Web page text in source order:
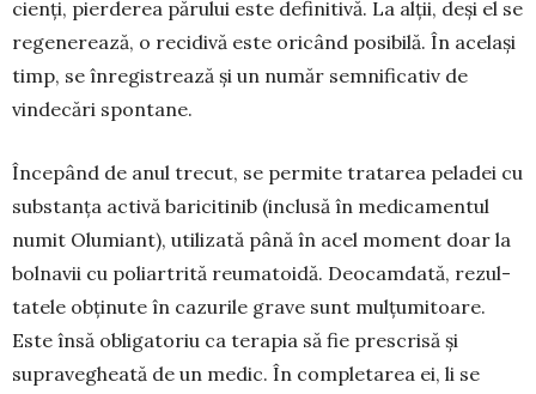
cienți, pierderea părului este defini­tivă. La alții, deși el se
rege­nerează, o recidivă este oricând posibilă. În ace­lași
timp, se înregistrează și un număr semnifi­cativ de
vindecări spontane.
Începând de anul trecut, se permite tratarea peladei cu
sub­stan­ța activă bariciti­nib (inclusă în me­dicamentul
numit Olumiant), utili­za­tă până în acel mo­ment doar la
bol­navii cu poliartrită reumatoidă. Deo­camdată, rezul­
ta­tele obținute în ca­zurile grave sunt mulțumitoare.
Este însă obli­gatoriu ca terapia să fie pre­scrisă și
supravegheată de un medic. În comple­tarea ei, li se